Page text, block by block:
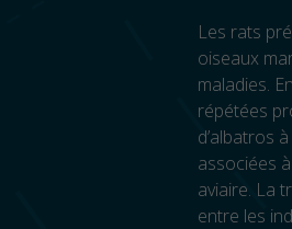
Les rats
oiseaux
maladies.
répétées
d’albatros
associées
aviaire. La
entre les